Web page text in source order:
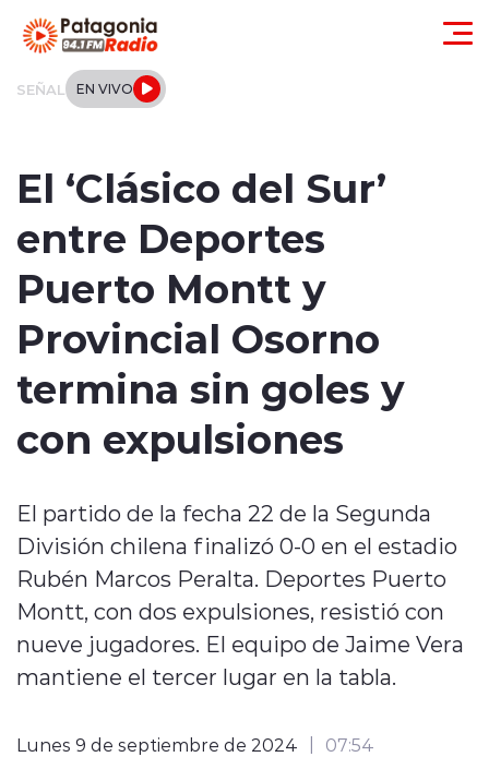
SEÑAL EN VIVO
Tendencias
Internacional
Quienes Somos
El ‘Clásico del Sur’
entre Deportes
Puerto Montt y
Provincial Osorno
termina sin goles y
con expulsiones
El partido de la fecha 22 de la Segunda
División chilena finalizó 0-0 en el estadio
Rubén Marcos Peralta. Deportes Puerto
Montt, con dos expulsiones, resistió con
nueve jugadores. El equipo de Jaime Vera
mantiene el tercer lugar en la tabla.
Lunes 9 de septiembre de 2024 07:54